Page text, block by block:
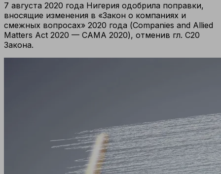
7 августа 2020 года Нигерия одобрила поправки,
вносящие изменения в «Закон о компаниях и
смежных вопросах» 2020 года (Companies and Allied
Matters Act 2020 — CAMA 2020), отменив гл. C20
Закона.